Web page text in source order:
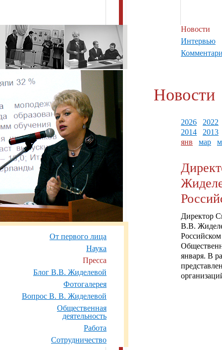
От первого лица
Наука
Пресса
Блог В.В. Жиделевой
Фотогалерея
Вопрос В. В. Жиделевой
Общественная
деятельность
Работа
Сотрудничество
Новости
Интервью
Новости
2026
2022
2014
2013
янв
мар
Директор
В.В.
января. В